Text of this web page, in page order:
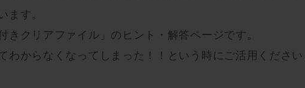
ます。
きクリアファイル」のヒント・解答ページです。
わからなくなってしまった！！という時にご活用ください